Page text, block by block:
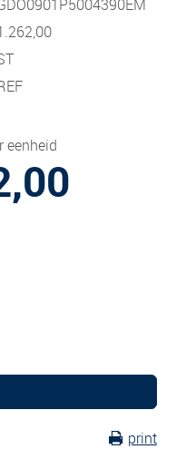
eenheid
print